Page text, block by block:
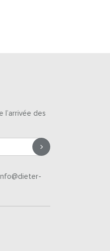
l’arrivée des